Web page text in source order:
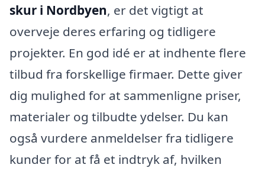
skur i Nordbyen, er det vigtigt at
overveje deres erfaring og tidligere
projekter. En god idé er at indhente flere
tilbud fra forskellige firmaer. Dette giver
dig mulighed for at sammenligne priser,
materialer og tilbudte ydelser. Du kan
også vurdere anmeldelser fra tidligere
kunder for at få et indtryk af, hvilken